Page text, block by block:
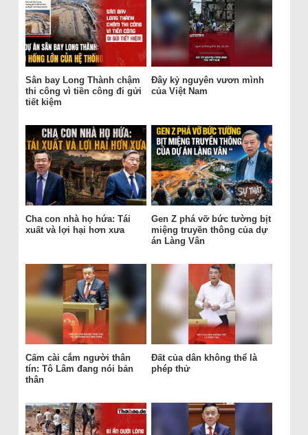
Sân bay Long Thành chậm
thi công vì tiền công đi gửi
tiết kiệm
Đây kỷ nguyên vươn mình
của Việt Nam
Cha con nhà họ hứa: Tái
xuất và lợi hại hơn xưa
Gen Z phá vỡ bức tường bịt
miệng truyền thông của dự
án Làng Vân
Cấm cài cắm người thân
tín: Tô Lâm đang nói bản
thân
Đất của dân không thể là
phép thử